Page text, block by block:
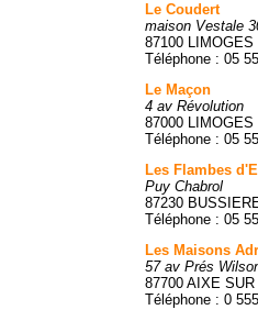
Le Coudert
maison Vestale
87100 LIMOGES
Téléphone : 05
Le Maçon
4 av Révolution
87000 LIMOGES
Téléphone : 05
Les Flambes
Puy Chabrol
87230
Téléphone : 05
Les Maisons
57 av Prés
87700 AIXE
Téléphone : 0